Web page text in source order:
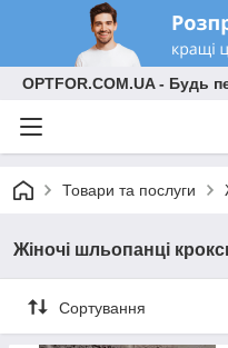
OPTFOR.COM.UA - Будь
Товари та послуги
Жіночі шльопанці
Сортування